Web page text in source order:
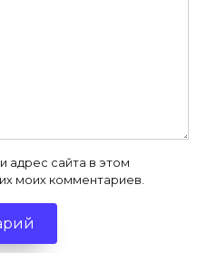
адрес сайта в этом
моих комментариев.